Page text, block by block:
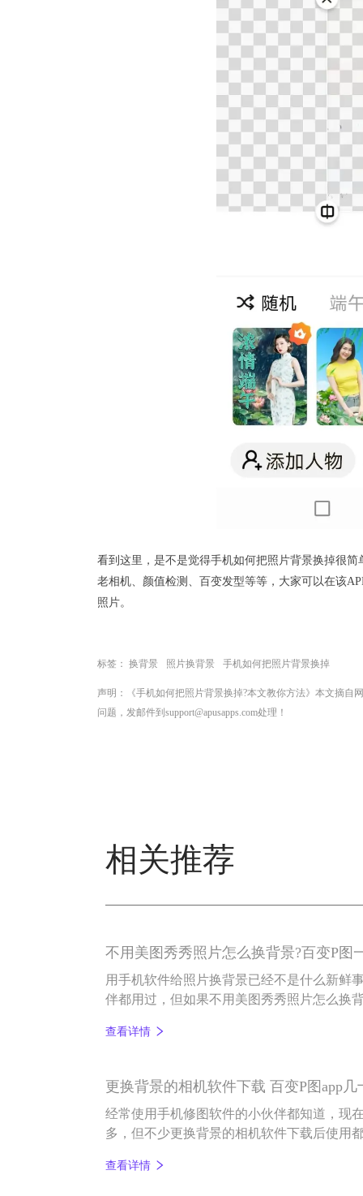
看到这里，是不是觉得手机如何把照片背景换掉很
老相机、 颜值检测 、 百变发型等等，大家可以在该
照片。
标签： 换背景 照片换背景 手机如何把照片背景换掉
声明：《手机如何把照片背景换掉?本文教你方法》本文摘
问题，发邮件到support@apusapps.com处理！
相关推荐
不用美图秀秀照片怎么换背景?百变P图
用手机软件给照片换背景已经不是什么新鲜
伴都用过，但如果不用美图秀秀照片怎么换
查看详情
更换背景的相机软件下载 百变P图app
经常使用手机修图软件的小伙伴都知道，现
多，但不少更换背景的相机软件下载后使用
查看详情